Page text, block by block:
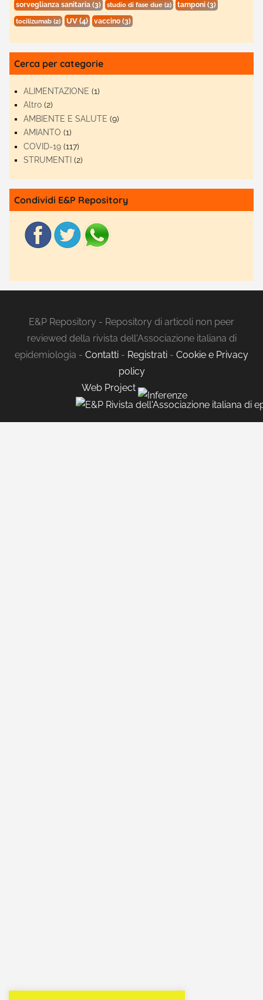
sorveglianza sanitaria(3) studio di fase due(2) tamponi(3)
tocilizumab(2) UV(4) vaccino(3)
Cerca per categorie
ALIMENTAZIONE (1)
Altro (2)
AMBIENTE E SALUTE (9)
AMIANTO (1)
COVID-19 (117)
STRUMENTI (2)
Condividi E&P Repository
E&P Repository - Repository di articoli non peer
reviewed della rivista dell'Associazione italiana di
epidemiologia - Contatti - Registrati - Cookie e Privacy
policy
Web Project